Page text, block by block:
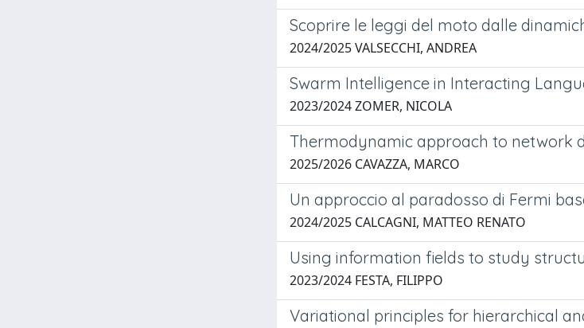
Scoprire le leggi del moto dalle
2024/2025 VALSECCHI, ANDREA
Swarm Intelligence in Interacting
2023/2024 ZOMER, NICOLA
Thermodynamic approach to network
2025/2026 CAVAZZA, MARCO
Un approccio al paradosso di Fermi
2024/2025 CALCAGNI, MATTEO RENATO
Using information fields to study
2023/2024 FESTA, FILIPPO
Variational principles for hierarchical